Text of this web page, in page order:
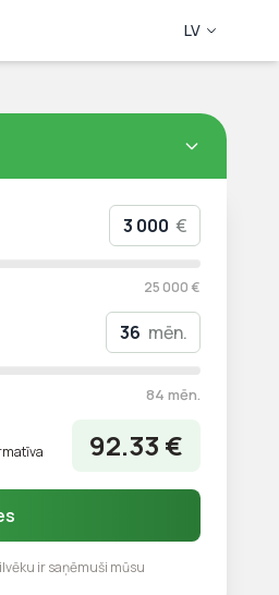
LV
€
25 000 €
mēn.
84 mēn.
92.33 €
ir saņēmuši mūsu